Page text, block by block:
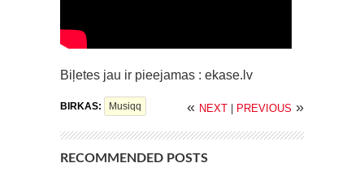
Biļetes jau ir pieejamas : ekase.lv
BIRKAS: Musiqq « NEXT | PREVIOUS »
RECOMMENDED POSTS